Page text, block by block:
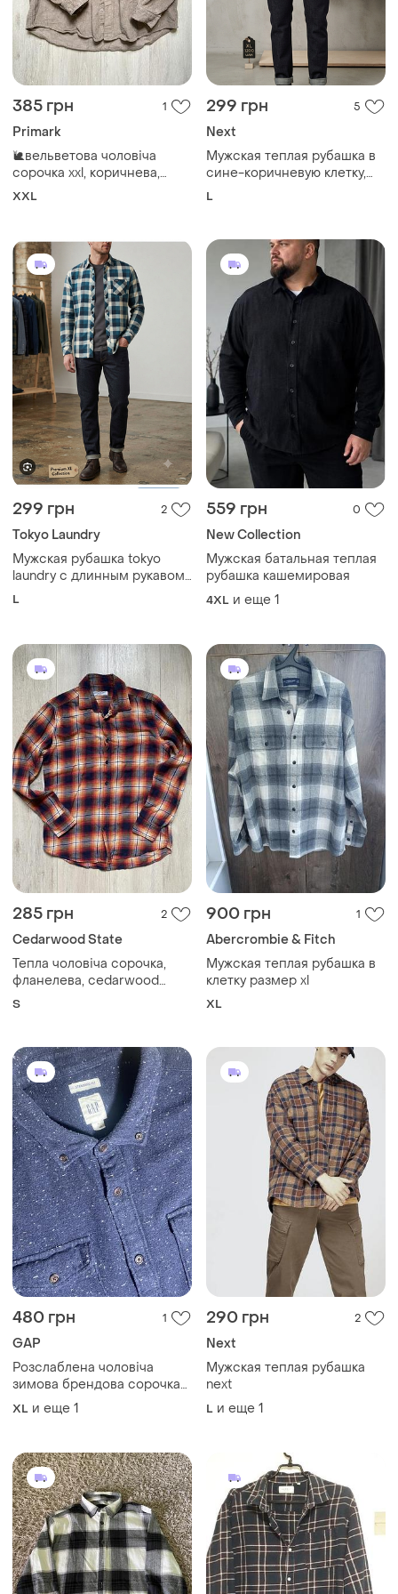
385 грн 1
Primark
🐌вельветова чоловіча
сорочка xxl, коричнева,
primark, вельвет
XXL
299 грн 5
Next
Мужская теплая рубашка в
сине-коричневую клетку,
плотная рубашка для
sp размера l
L
299 грн 2
Tokyo Laundry
Мужская рубашка tokyo
laundry с длинным рукавом
в синюю клетку и
L
559 грн 0
New Collection
Мужская батальная теплая
рубашка кашемировая
4XL и еще 1
285 грн 2
Cedarwood State
Тепла чоловіча сорочка,
фланелева, cedarwood
state, розмір s, у клітинку
S
900 грн 1
Abercrombie & Fitch
Мужская теплая рубашка в
клетку размер xl
XL
480 грн 1
GAP
Розслаблена чоловіча
зимова брендова сорочка
gap великого розміру
XL и еще 1
290 грн 2
Next
Мужская теплая рубашка
next
L и еще 1